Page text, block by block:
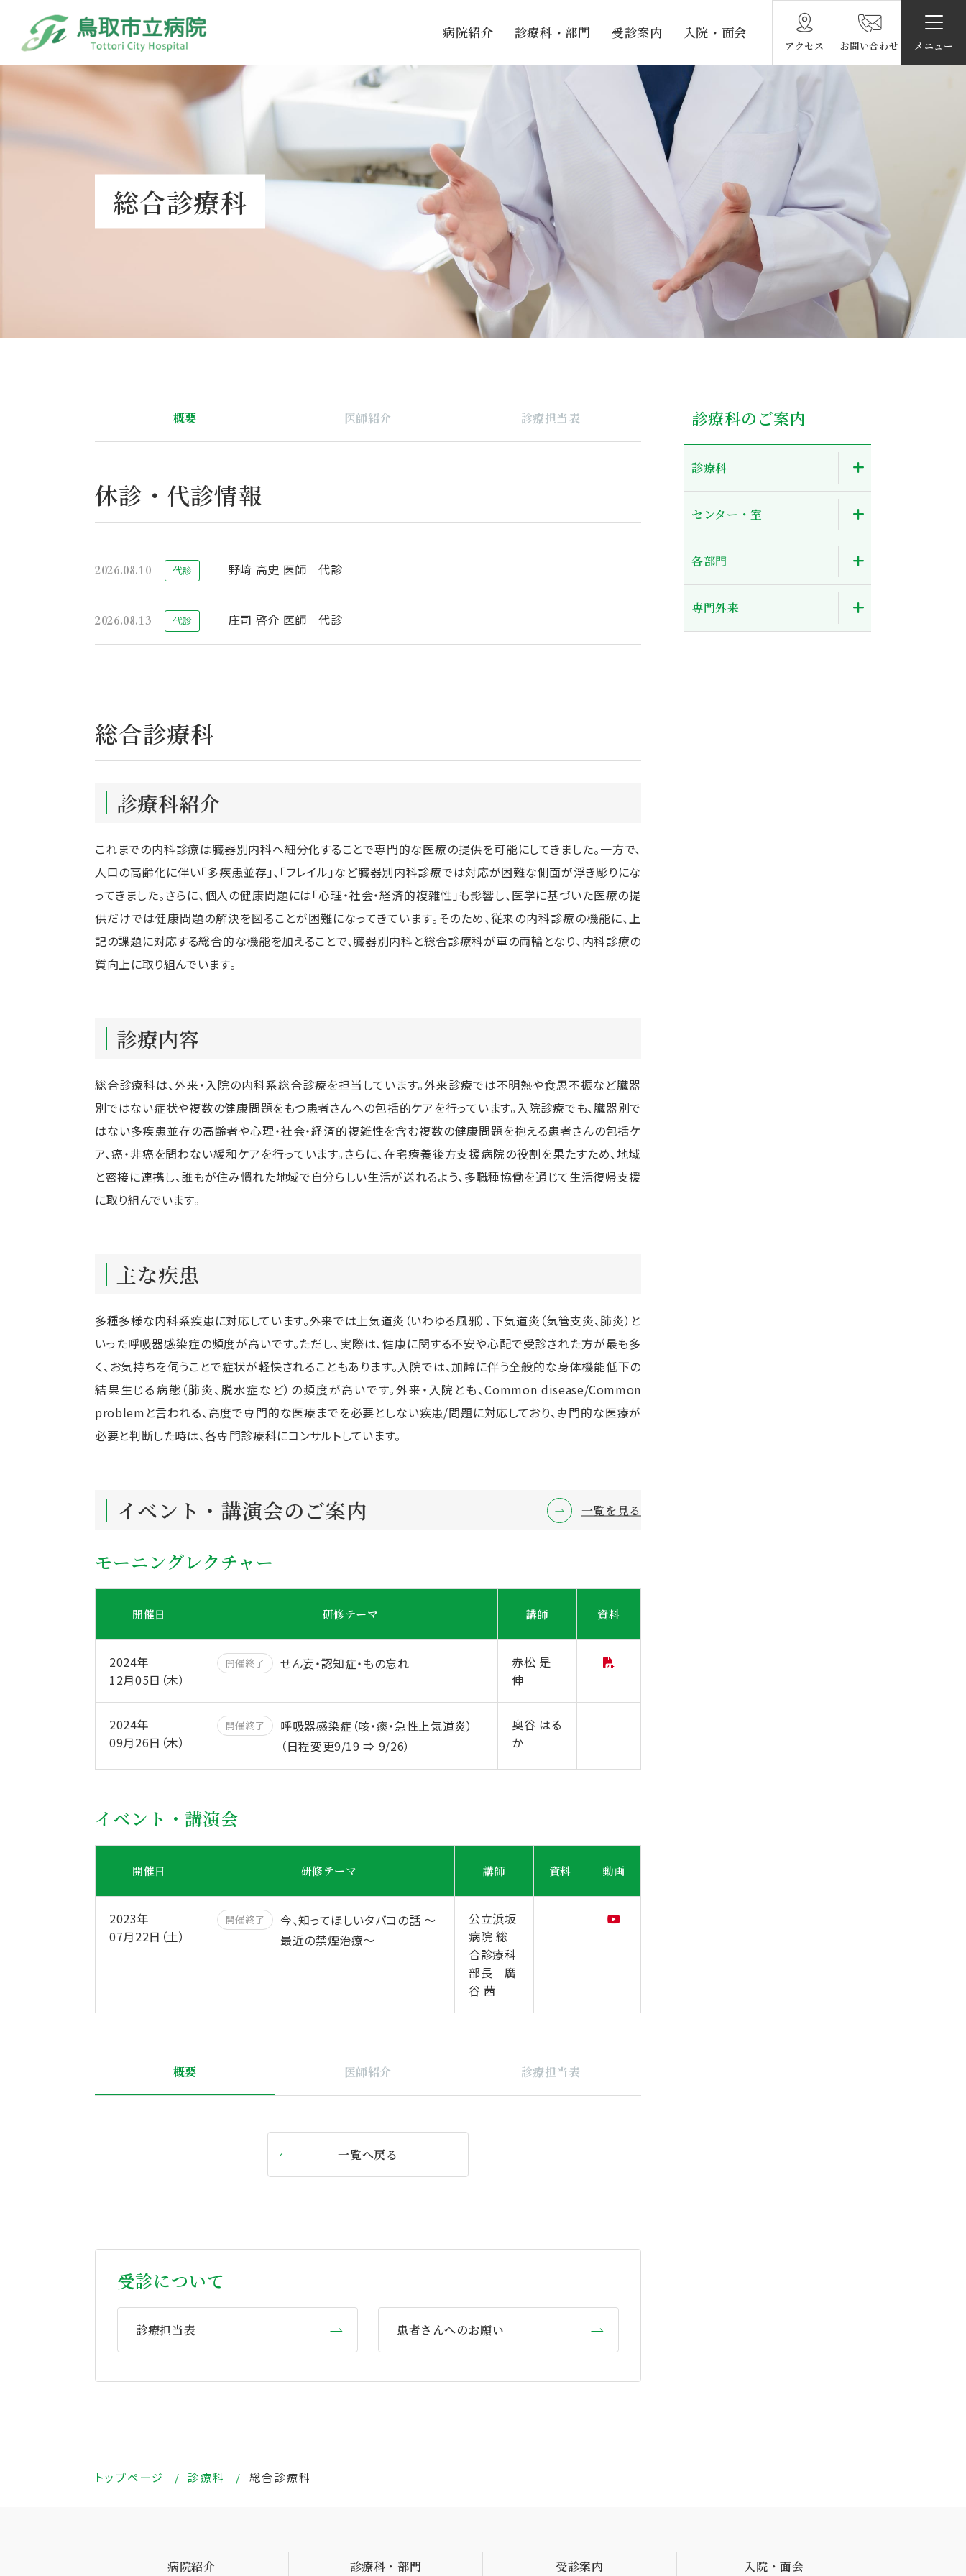
病院紹介 診療科・部門 受診案内 入院・面会
アクセス お問い合わせ
総合診療科
概要 医師紹介 診療担当表
休診・代診情報
2026.08.10 代診 野﨑 高史 医師 代診
2026.08.13 代診 庄司 啓介 医師 代診
総合診療科
診療科紹介
これまでの内科診療は臓器別内科へ細分化することで専門的な医療の提供を可能にしてきました。一方で、
人口の高齢化に伴い「多疾患並存」、「フレイル」など臓器別内科診療では対応が困難な側面が浮き彫りにな
ってきました。さらに、個人の健康問題には「心理・社会・経済的複雑性」も影響し、医学に基づいた医療の提
供だけでは健康問題の解決を図ることが困難になってきています。そのため、従来の内科診療の機能に、上
記の課題に対応する総合的な機能を加えることで、臓器別内科と総合診療科が車の両輪となり、内科診療の
質向上に取り組んでいます。
診療内容
総合診療科は、外来・入院の内科系総合診療を担当しています。外来診療では不明熱や食思不振など臓器
別ではない症状や複数の健康問題をもつ患者さんへの包括的ケアを行っています。入院診療でも、臓器別で
はない多疾患並存の高齢者や心理・社会・経済的複雑性を含む複数の健康問題を抱える患者さんの包括ケ
ア、癌・非癌を問わない緩和ケアを行っています。さらに、在宅療養後方支援病院の役割を果たすため、地域
と密接に連携し、誰もが住み慣れた地域で自分らしい生活が送れるよう、多職種協働を通じて生活復帰支援
に取り組んでいます。
主な疾患
多種多様な内科系疾患に対応しています。外来では上気道炎（いわゆる風邪）、下気道炎（気管支炎、肺炎）と
いった呼吸器感染症の頻度が高いです。ただし、実際は、健康に関する不安や心配で受診された方が最も多
く、お気持ちを伺うことで症状が軽快されることもあります。入院では、加齢に伴う全般的な身体機能低下の
結果生じる病態（肺炎、脱水症など）の頻度が高いです。外来・入院とも、Common disease/Common
problemと言われる、高度で専門的な医療までを必要としない疾患/問題に対応しており、専門的な医療が
必要と判断した時は、各専門診療科にコンサルトしています。
イベント・講演会のご案内 一覧を見る
モーニングレクチャー
開催日 研修テーマ 講師 資料
2024年
12月05日（木）
開催終了 せん妄・認知症・もの忘れ
赤松 是
伸
2024年
09月26日（木）
開催終了
呼吸器感染症（咳・痰・急性上気道炎）
（日程変更9/19 ⇒ 9/26）
奥谷 はる
か
イベント・講演会
開催日 研修テーマ 講師 資料 動画
2023年
07月22日（土）
開催終了
今、知ってほしいタバコの話 ～
最近の禁煙治療～
公立浜坂
病院 総
合診療科
部長 廣
谷 茜
概要 医師紹介 診療担当表
一覧へ戻る
受診について
診療担当表 患者さんへのお願い
診療科のご案内
診療科
センター・室
各部門
専門外来
トップページ 診療科 総合診療科
病院紹介 診療科・部門 受診案内 入院・面会